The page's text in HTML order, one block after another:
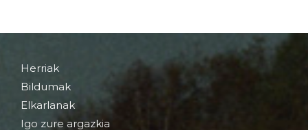
Herriak
Bildumak
Elkarlanak
Igo zure argazkia